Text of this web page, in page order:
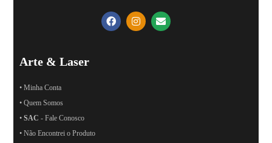
Arte & Laser
• Minha Conta
• Quem Somos
•SAC - Fale Conosco
• Não Encontrei o Produto